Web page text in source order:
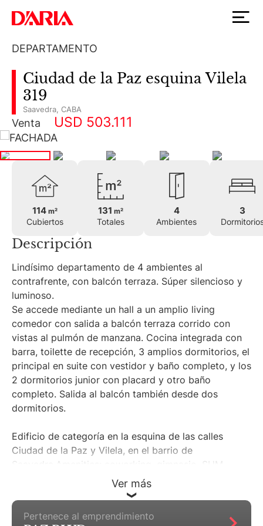
DEPARTAMENTO
Ciudad de la Paz esquina Vilela
319
Saavedra CABA
Venta USD 503.111
114 m²
Cubiertos
131 m²
Totales
4
Ambientes
3
Descripción
Lindísimo departamento de 4 ambientes al
contrafrente, con balcón terraza. Súper silencioso y
luminoso.
Se accede mediante un hall a un amplio living
comedor con salida a balcón terraza corrido con
vistas al pulmón de manzana. Cocina integrada con
barra, toilette de recepción, 3 amplios dormitorios, el
principal en suite con vestidor y baño completo, y los
2 dormitorios junior con placard y otro baño
completo. Salida al balcón también desde dos
dormitorios.
Edificio de categoría en la esquina de las calles
Ciudad de la Paz y Vilela, en el barrio de
Saavedra.Amenities: coworking, gimnasio, SUM,
parrillas, piscina exterior de 21 x mts, solárium
rodeado de Jardines, pileta semiolímpica cubierta,
piscina para niños, juegos para niños, SPA, laundry,
seguridad 24 hs.
Ver más
Pertenece al emprendimiento